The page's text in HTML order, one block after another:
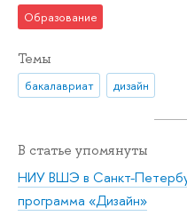
Образование
Темы
бакалавриат дизайн
В статье упомянуты
НИУ ВШЭ в Санкт-
программа «Дизайн»